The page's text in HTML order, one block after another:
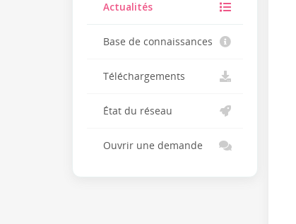
Actualités
Base de connaissances
Téléchargements
État du réseau
Ouvrir une demande